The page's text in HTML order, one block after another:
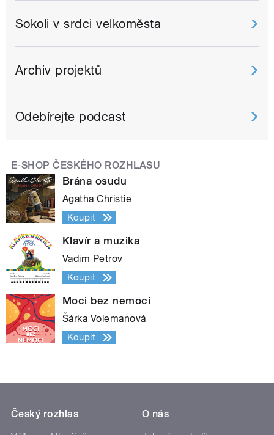
Sokoli v srdci velkoměsta
Archiv projektů
Odebírejte podcast
E-SHOP ČESKÉHO ROZHLASU
Brána osudu
Agatha Christie
Koupit
Klavír a muzika
Vadim Petrov
Koupit
Moci bez nemoci
Šárka Volemanová
Koupit
Český rozhlas
O nás